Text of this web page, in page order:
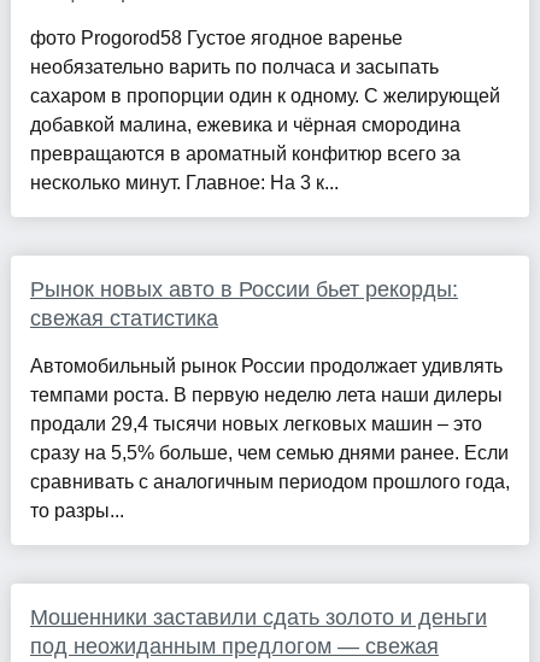
фото Progorod58 Густое ягодное варенье
необязательно варить по полчаса и засыпать
сахаром в пропорции один к одному. С желирующей
добавкой малина, ежевика и чёрная смородина
превращаются в ароматный конфитюр всего за
несколько минут. Главное: На 3 к...
Рынок новых авто в России бьет рекорды:
свежая статистика
Автомобильный рынок России продолжает удивлять
темпами роста. В первую неделю лета наши дилеры
продали 29,4 тысячи новых легковых машин – это
сразу на 5,5% больше, чем семью днями ранее. Если
сравнивать с аналогичным периодом прошлого года,
то разры...
Мошенники заставили сдать золото и деньги
под неожиданным предлогом — свежая